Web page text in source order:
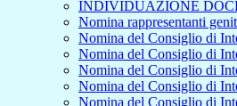
INDIVIDUAZIONE
Nomina rappresentanti
Nomina del Consiglio di
Nomina del Consiglio di
Nomina del Consiglio di
Nomina del Consiglio di
Nomina del Consiglio di